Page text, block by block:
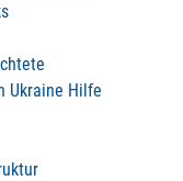
Ukraine Hilfe